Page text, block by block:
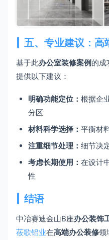
五、专业建议：高
基于此办公室装修案例的成
提供以下建议：
明确功能定位： 根据企
分区
材料科学选择： 平衡材
注重细节处理： 细节决
考虑长期使用： 在设计
性
结语
中冶赛迪金山B座办公装饰
莜歌铝业在高端办公装修领